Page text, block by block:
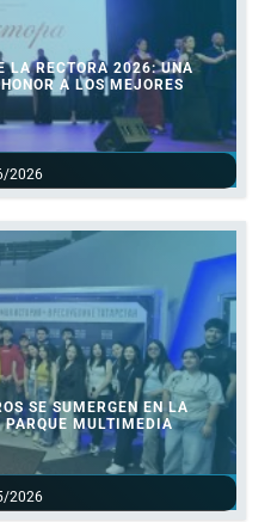
2026
LA RECTORA 2026: UNA
A LOS MEJORES
2026
SE SUMERGEN EN LA
PARQUE MULTIMEDIA